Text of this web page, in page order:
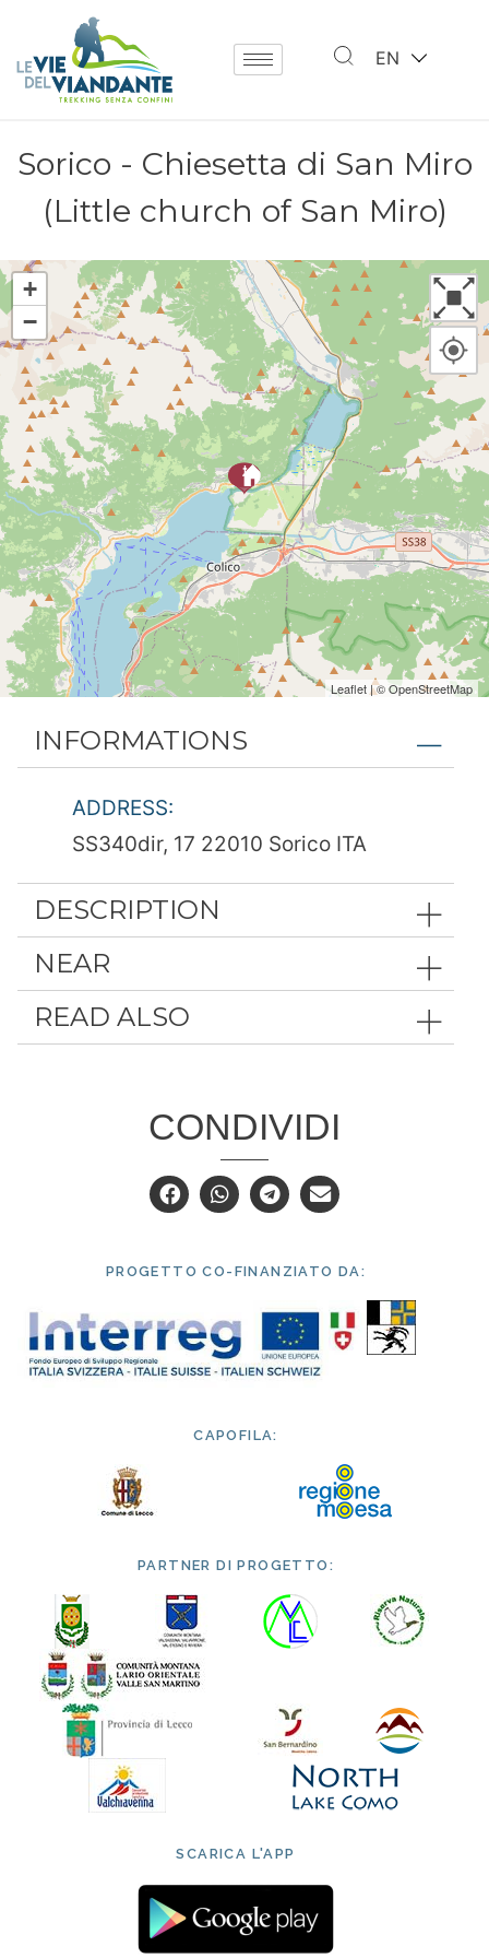
EN
Sorico - Chiesetta di San Miro
(Little church of San Miro)
INFORMATIONS
ADDRESS:
SS340dir, 17 22010 Sorico ITA
DESCRIPTION
NEAR
READ ALSO
+
−
Leaflet| ©OpenStreetMap
CONDIVIDI
PROGETTO CO-FINANZIATO DA:
CAPOFILA:
PARTNER DI PROGETTO:
SCARICA L'APP